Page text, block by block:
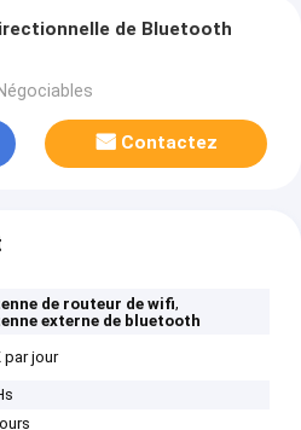
de Bluetooth
Contactez
de routeur de wifi,
externe de bluetooth
par jour